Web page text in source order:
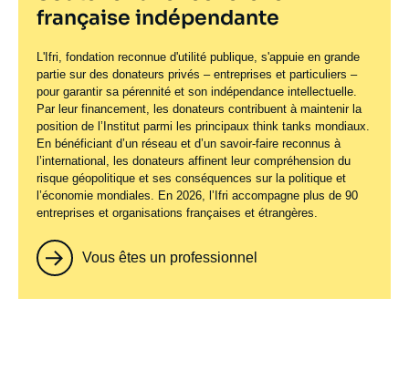
française indépendante
L'Ifri, fondation reconnue d'utilité publique, s'appuie en grande
partie sur des donateurs privés – entreprises et particuliers –
pour garantir sa pérennité et son indépendance intellectuelle.
Par leur financement, les donateurs contribuent à maintenir la
position de l’Institut parmi les principaux think tanks mondiaux.
En bénéficiant d’un réseau et d’un savoir-faire reconnus à
l’international, les donateurs affinent leur compréhension du
risque géopolitique et ses conséquences sur la politique et
l’économie mondiales. En 2026, l’Ifri accompagne plus de 90
entreprises et organisations françaises et étrangères.
Vous êtes un professionnel